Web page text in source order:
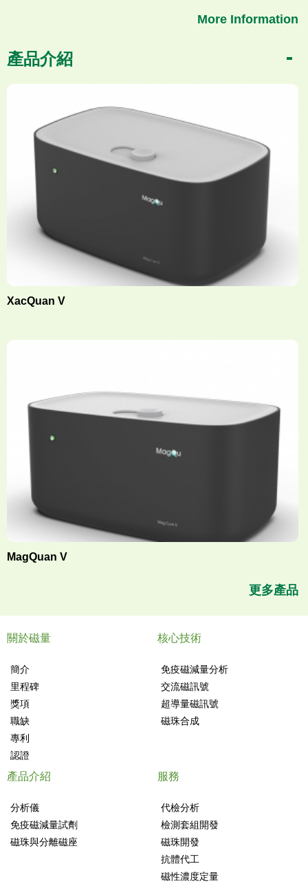
More Information
產品介紹
XacQuan V
MagQuan V
更多產品
關於磁量
簡介
里程碑
獎項
職缺
專利
認證
核心技術
免疫磁減量分析
交流磁訊號
超導量磁訊號
磁珠合成
產品介紹
分析儀
免疫磁減量試劑
磁珠與分離磁座
服務
代檢分析
檢測套組開發
磁珠開發
抗體代工
磁性濃度定量